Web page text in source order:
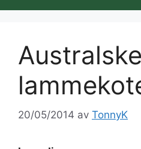
Australske
20/05/2014 av TonnyK